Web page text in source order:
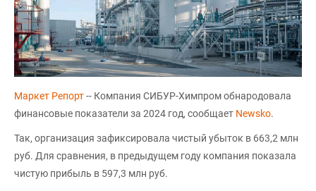
Маркет Репорт-- Компания СИБУР-Химпром обнародовала
финансовые показатели за 2024 год, сообщает Newsko.
Так, организация зафиксировала чистый убыток в 663,2 млн
руб. Для сравнения, в предыдущем году компания показала
чистую прибыль в 597,3 млн руб.